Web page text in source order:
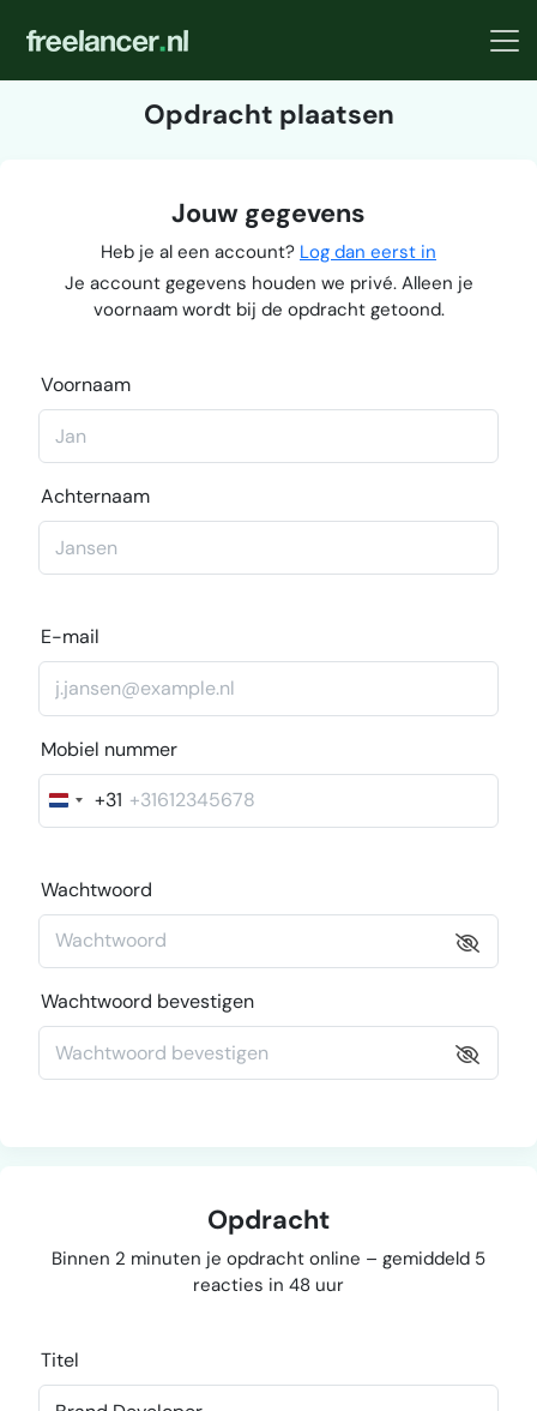
Opdracht plaatsen
Jouw gegevens
Heb je al een account? Log dan eerst in
Je account gegevens houden we privé. Alleen je
voornaam wordt bij de opdracht getoond.
Voornaam
Achternaam
E-mail
Mobiel nummer
Nederland
+31
+31
Wachtwoord
Wachtwoord bevestigen
Opdracht
Binnen 2 minuten je opdracht online – gemiddeld 5
reacties in 48 uur
Titel